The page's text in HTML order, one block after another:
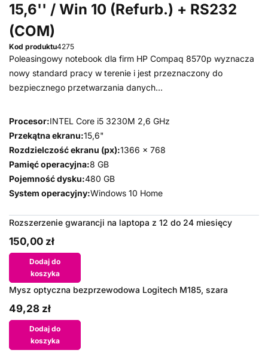
15,6'' / Win 10 (Refurb.) + RS232
(COM)
Kod produktu4275
Poleasingowy notebook dla firm HP Compaq 8570p wyznacza
nowy standard pracy w terenie i jest przeznaczony do
bezpiecznego przetwarzania danych...
Procesor:INTEL Core i5 3230M 2,6 GHz
Przekątna ekranu:15,6"
Rozdzielczość ekranu (px):1366 x 768
Pamięć operacyjna:8 GB
Pojemność dysku:480 GB
System operacyjny:Windows 10 Home
Rozszerzenie gwarancji na laptopa z 12 do 24 miesięcy
150,00 zł
Dodaj do
koszyka
Mysz optyczna bezprzewodowa Logitech M185, szara
49,28 zł
Dodaj do
koszyka